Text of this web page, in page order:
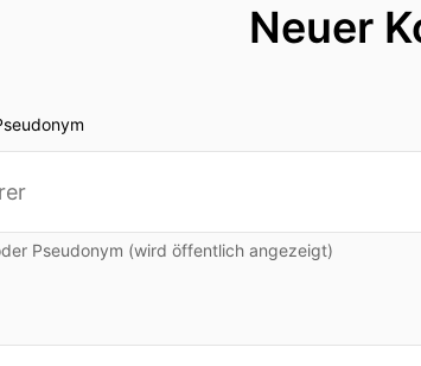
Neuer
Pseudonym (wird öffentlich angezeigt)